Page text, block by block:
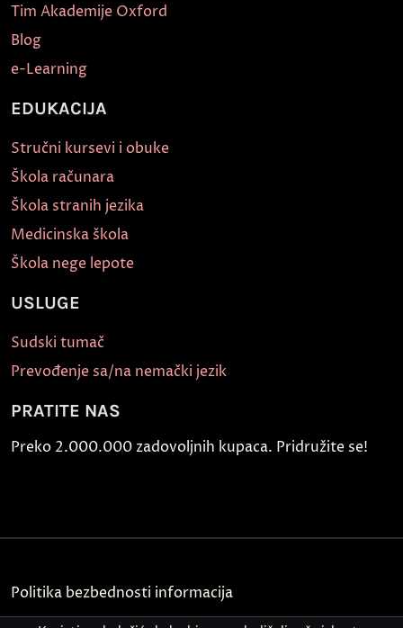
Tim Akademije Oxford
Blog
e-Learning
EDUKACIJA
Stručni kursevi i obuke
Škola računara
Škola stranih jezika
Medicinska škola
Škola nege lepote
USLUGE
Sudski tumač
Prevođenje sa/na nemački jezik
PRATITE NAS
Preko 2.000.000 zadovoljnih kupaca. Pridružite se!
Politika bezbednosti informacija